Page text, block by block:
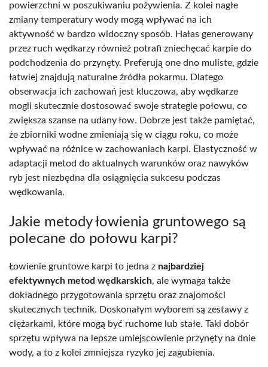
powierzchni w poszukiwaniu pożywienia. Z kolei nagłe
zmiany temperatury wody mogą wpływać na ich
aktywność w bardzo widoczny sposób. Hałas generowany
przez ruch wędkarzy również potrafi zniechęcać karpie do
podchodzenia do przynęty. Preferują one dno muliste, gdzie
łatwiej znajdują naturalne źródła pokarmu. Dlatego
obserwacja ich zachowań jest kluczowa, aby wędkarze
mogli skutecznie dostosować swoje strategie połowu, co
zwiększa szanse na udany łow. Dobrze jest także pamiętać,
że zbiorniki wodne zmieniają się w ciągu roku, co może
wpływać na różnice w zachowaniach karpi. Elastyczność w
adaptacji metod do aktualnych warunków oraz nawyków
ryb jest niezbędna dla osiągnięcia sukcesu podczas
wędkowania.
Jakie metody łowienia gruntowego są
polecane do połowu karpi?
Łowienie gruntowe karpi to jedna z najbardziej
efektywnych metod wędkarskich, ale wymaga także
dokładnego przygotowania sprzętu oraz znajomości
skutecznych technik. Doskonałym wyborem są zestawy z
ciężarkami, które mogą być ruchome lub stałe. Taki dobór
sprzętu wpływa na lepsze umiejscowienie przynęty na dnie
wody, a to z kolei zmniejsza ryzyko jej zagubienia.